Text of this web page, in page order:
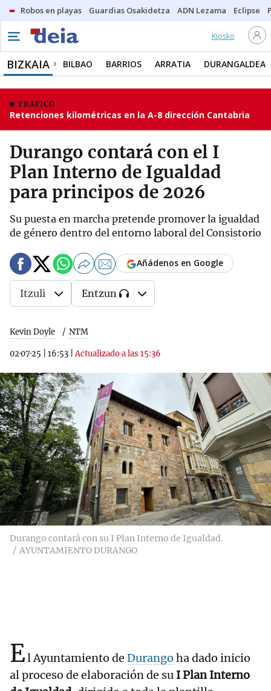
Robos en playas Guardias Osakidetza ADN Lezama Eclipse
Kiosko
BIZKAIA BILBAO BARRIOS ARRATIA DURANGALDEA
TRÁFICO
Retenciones kilométricas en la A-8 dirección Cantabria
Durango contará con el I
Plan Interno de Igualdad
para principos de 2026
Su puesta en marcha pretende promover la igualdad
de género dentro del entorno laboral del Consistorio
Kevin Doyle NTM
02·07·25 16:53 |Actualizado a las 15:36
Añádenos en Google
Itzuli Entzun
Durango contará con su I Plan Interno de Igualdad.
AYUNTAMIENTO DURANGO
El Ayuntamiento de Durango ha dado inicio
al proceso de elaboración de su I Plan Interno